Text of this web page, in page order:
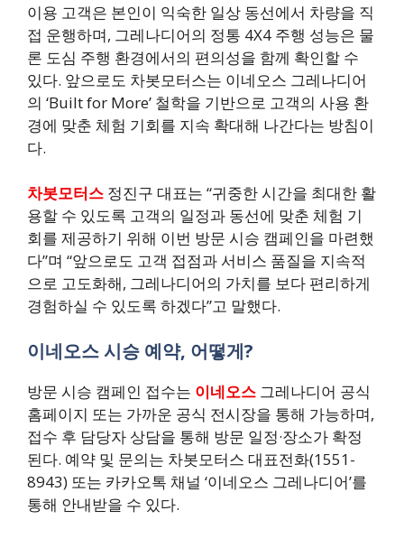
이용 고객은 본인이 익숙한 일상 동선에서 차량을 직
접 운행하며, 그레나디어의 정통 4X4 주행 성능은 물
론 도심 주행 환경에서의 편의성을 함께 확인할 수
있다. 앞으로도 차봇모터스는 이네오스 그레나디어
의 ‘Built for More’ 철학을 기반으로 고객의 사용 환
경에 맞춘 체험 기회를 지속 확대해 나간다는 방침이
다.
차봇모터스 정진구 대표는 “귀중한 시간을 최대한 활
용할 수 있도록 고객의 일정과 동선에 맞춘 체험 기
회를 제공하기 위해 이번 방문 시승 캠페인을 마련했
다”며 “앞으로도 고객 접점과 서비스 품질을 지속적
으로 고도화해, 그레나디어의 가치를 보다 편리하게
경험하실 수 있도록 하겠다”고 말했다.
이네오스 시승 예약, 어떻게?
방문 시승 캠페인 접수는 이네오스 그레나디어 공식
홈페이지 또는 가까운 공식 전시장을 통해 가능하며,
접수 후 담당자 상담을 통해 방문 일정·장소가 확정
된다. 예약 및 문의는 차봇모터스 대표전화(1551-
8943) 또는 카카오톡 채널 ‘이네오스 그레나디어’를
통해 안내받을 수 있다.